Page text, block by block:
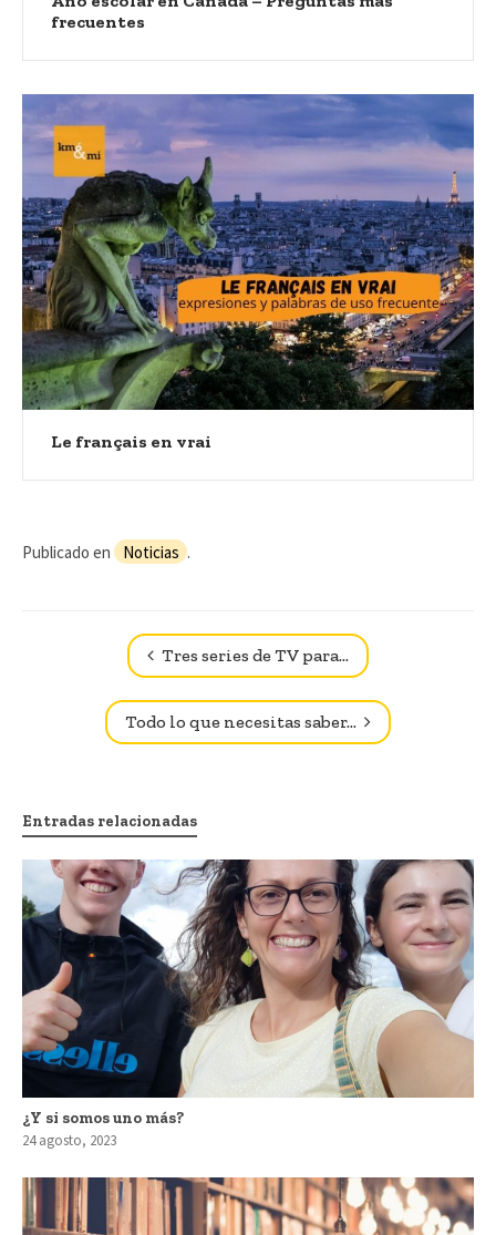
frecuentes
Le français en vrai
Publicado en Noticias .
Navegador de artículos
Tres series de TV para…
Todo lo que necesitas saber…
Entradas relacionadas
¿Y si somos uno más?
24 agosto, 2023